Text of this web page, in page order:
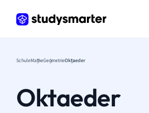
SchuleMatheGeometrieOktaeder
Oktaeder